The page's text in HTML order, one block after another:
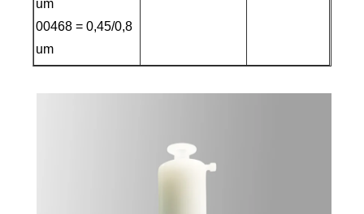
um
00468 = 0,45/0,8
um